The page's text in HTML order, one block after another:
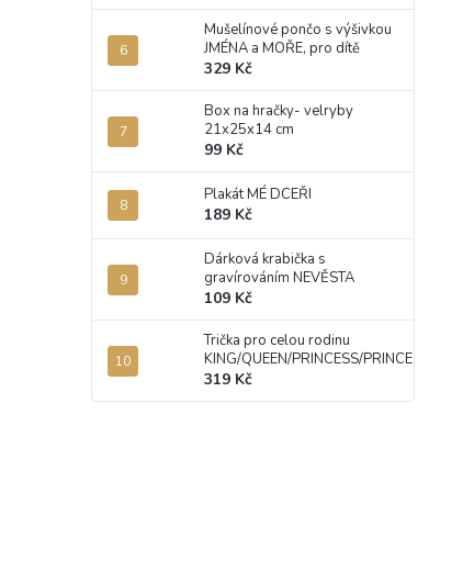
Mušelínové pončo s výšivkou
JMÉNA a MOŘE, pro dítě
329 Kč
Box na hračky- velryby
21x25x14 cm
99 Kč
Plakát MÉ DCEŘI
189 Kč
Dárková krabička s
gravírováním NEVĚSTA
109 Kč
Trička pro celou rodinu
KING/QUEEN/PRINCESS/PRINCE
319 Kč